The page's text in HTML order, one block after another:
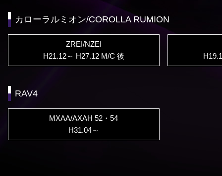
カローラルミオン/COROLLA RUMION
ZREI/NZEI
H21.12～ H27.12 M/C 後
RAV4
MXAA/AXAH 52・54
H31.04～